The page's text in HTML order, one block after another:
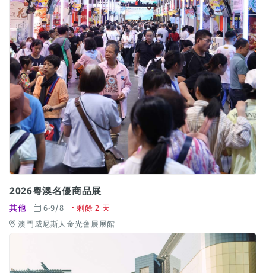
2026粵澳名優商品展
其他 6-9/8
剩餘 2 天
澳門威尼斯人金光會展展館